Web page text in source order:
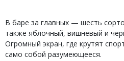
В баре за главных — шесть
также яблочный, вишневый и
Огромный экран, где крутят
само собой разумеющееся.